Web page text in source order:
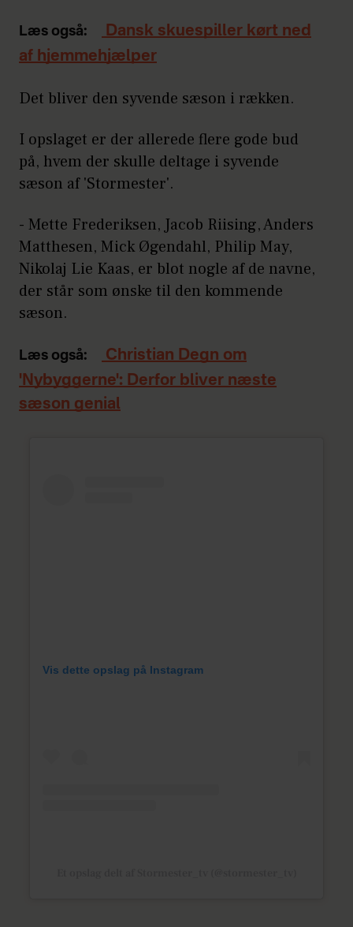
Læs også:
Dansk skuespiller kørt ned
af hjemmehjælper
Det bliver den syvende sæson i rækken.
I opslaget er der allerede flere gode bud
på, hvem der skulle deltage i syvende
sæson af 'Stormester'.
- Mette Frederiksen, Jacob Riising, Anders
Matthesen, Mick Øgendahl, Philip May,
Nikolaj Lie Kaas, er blot nogle af de navne,
der står som ønske til den kommende
sæson.
Læs også:
Christian Degn om
'Nybyggerne': Derfor bliver næste
sæson genial
Vis dette opslag på Instagram